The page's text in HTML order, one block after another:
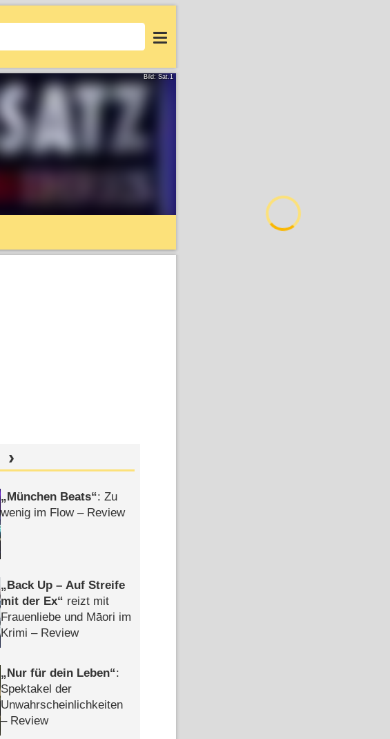
Login
Bild: Sat.1
München Beats : Zu
wenig im Flow – Review
Back Up – Auf Streife
mit der Ex
reizt mit
Frauenliebe und Māori im
Krimi – Review
Nur für dein Leben :
Spektakel der
Unwahrscheinlichkeiten
– Review